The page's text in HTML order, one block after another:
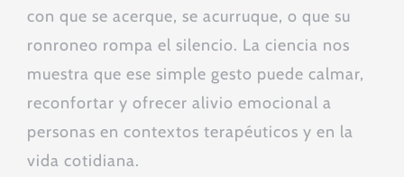
con que se acerque, se acurruque, o que su
ronroneo rompa el silencio. La ciencia nos
muestra que ese simple gesto puede calmar,
reconfortar y ofrecer alivio emocional a
personas en contextos terapéuticos y en la
vida cotidiana.